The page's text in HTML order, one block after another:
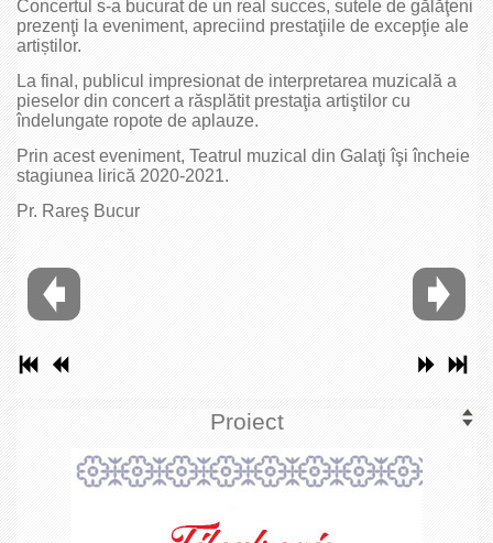
Concertul s-a bucurat de un real succes, sutele de gălăţeni
prezenţi la eveniment, apreciind prestaţiile de excepţie ale
artiștilor.
La final, publicul impresionat de interpretarea muzicală a
pieselor din concert a răsplătit prestaţia artiştilor cu
îndelungate ropote de aplauze.
Prin acest eveniment, Teatrul muzical din Galaţi îşi încheie
stagiunea lirică 2020-2021.
Pr. Rareş Bucur
Proiect